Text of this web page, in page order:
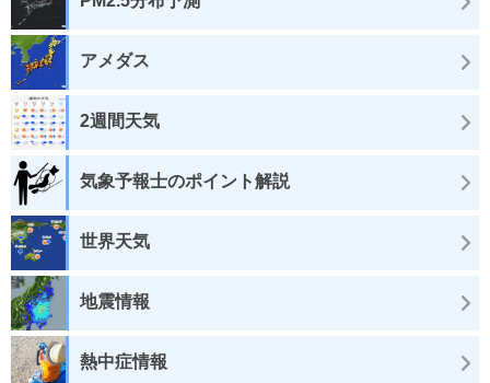
アメダス
2週間天気
気象予報士のポイント解説
世界天気
地震情報
熱中症情報